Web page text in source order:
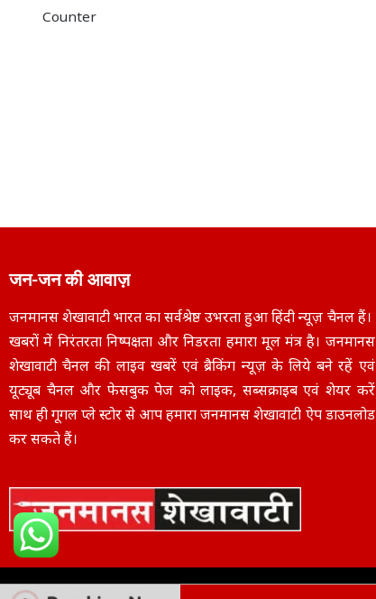
Counter
जन-जन की आवाज़
जनमानस शेखावाटी भारत का सर्वश्रेष्ठ उभरता हुआ हिंदी न्यूज़ चैनल हैं।
खबरों में निरंतरता निष्पक्षता और निडरता हमारा मूल मंत्र है। जनमानस
शेखावाटी चैनल की लाइव खबरें एवं ब्रैकिंग न्यूज़ के लिये बने रहें एवं
यूट्यूब चैनल और फेसबुक पेज को लाइक, सब्सक्राइब एवं शेयर करें
साथ ही गूगल प्ले स्टोर से आप हमारा जनमानस शेखावाटी ऐप डाउनलोड
कर सकते हैं।
Copyright © 2025janmanasshekhawati.com